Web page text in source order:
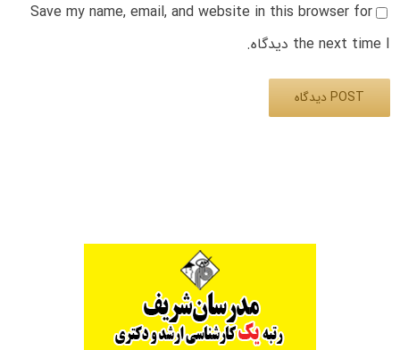
Save my name, email, and website in this browser for
the next time I دیدگاه.